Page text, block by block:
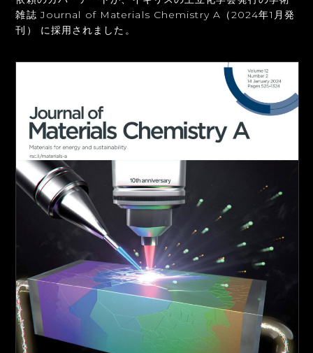
雑誌 Journal of Materials Chemistry A（2024年1月発
刊） に採用されました。